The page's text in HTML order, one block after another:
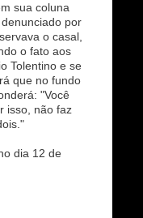
sua coluna
por
o casal,
o fato aos
Tolentino e se
que no fundo
"Você
isso, não faz
dia 12 de